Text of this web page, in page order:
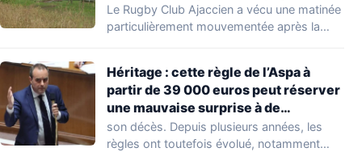
s’installer dans leur stade, ils les
délogent en moins d’1 heure
Le Rugby Club Ajaccien a vécu une matinée
particulièrement mouvementée après la
Héritage : cette règle de l’Aspa à
partir de 39 000 euros peut réserver
une mauvaise surprise à de
nombreuses familles
son décès. Depuis plusieurs années, les
règles ont toutefois évolué, notamment